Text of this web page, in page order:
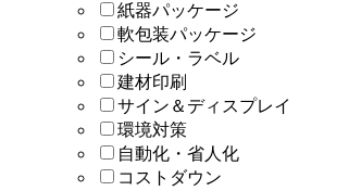
紙器パッケージ
軟包装パッケージ
シール・ラベル
建材印刷
サイン＆ディスプレイ
環境対策
自動化・省人化
コストダウン